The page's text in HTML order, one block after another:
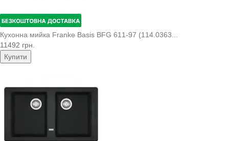
Кухонна мийка Franke Basis BFG 611-97 (114.0363...
11492 грн.
Купити